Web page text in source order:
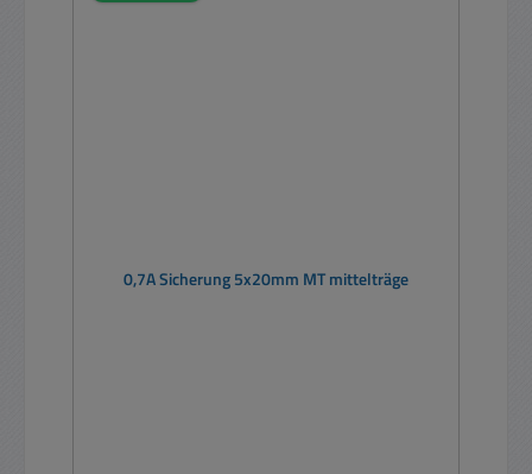
0,7A Sicherung 5x20mm MT mittelträge